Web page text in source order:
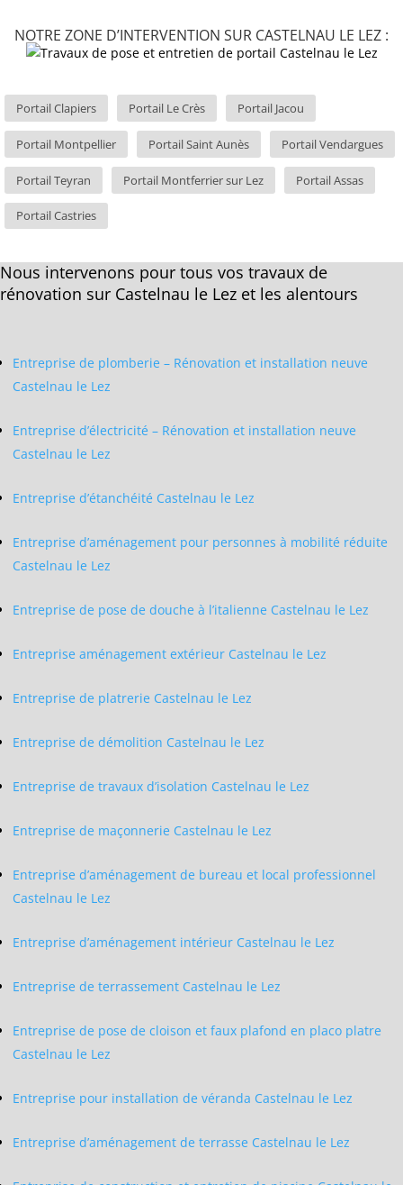
NOTRE ZONE D’INTERVENTION SUR CASTELNAU LE LEZ :
Portail Clapiers Portail Le Crès Portail Jacou
Portail Montpellier Portail Saint Aunès Portail Vendargues
Portail Teyran Portail Montferrier sur Lez Portail Assas
Portail Castries
Nous intervenons pour tous vos travaux de
rénovation sur Castelnau le Lez et les alentours
Entreprise de plomberie – Rénovation et installation neuve
Castelnau le Lez
Entreprise d’électricité – Rénovation et installation neuve
Castelnau le Lez
Entreprise d’étanchéité Castelnau le Lez
Entreprise d’aménagement pour personnes à mobilité réduite
Castelnau le Lez
Entreprise de pose de douche à l’italienne Castelnau le Lez
Entreprise aménagement extérieur Castelnau le Lez
Entreprise de platrerie Castelnau le Lez
Entreprise de démolition Castelnau le Lez
Entreprise de travaux d’isolation Castelnau le Lez
Entreprise de maçonnerie Castelnau le Lez
Entreprise d’aménagement de bureau et local professionnel
Castelnau le Lez
Entreprise d’aménagement intérieur Castelnau le Lez
Entreprise de terrassement Castelnau le Lez
Entreprise de pose de cloison et faux plafond en placo platre
Castelnau le Lez
Entreprise pour installation de véranda Castelnau le Lez
Entreprise d’aménagement de terrasse Castelnau le Lez